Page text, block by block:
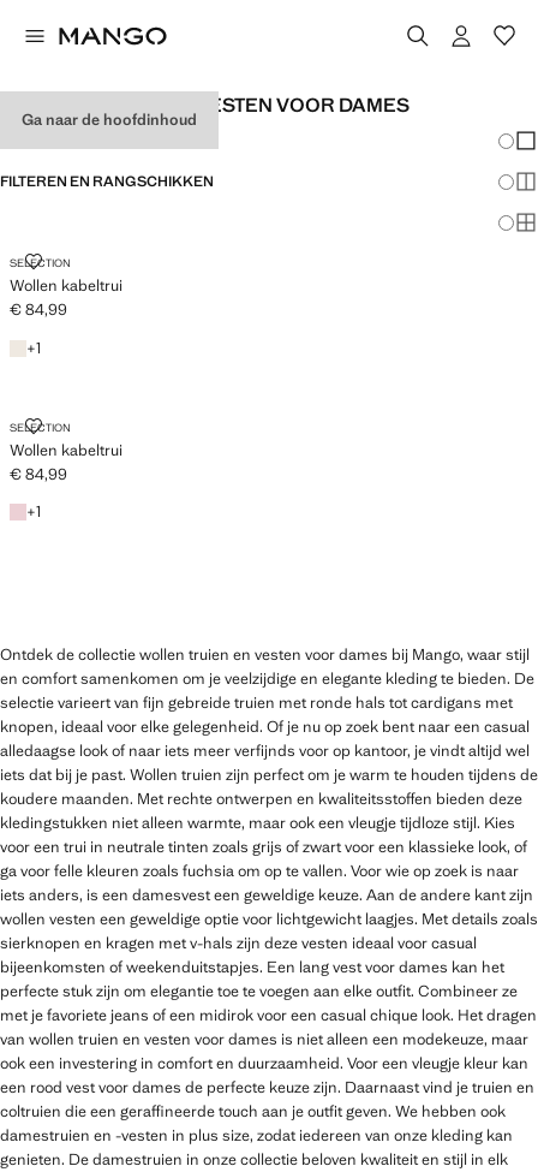
Ga naar de hoofdinhoud
WOLLEN TRUIEN EN VESTEN VOOR DAMES
FILTEREN EN RANGSCHIKKEN
SELECTION
Wollen kabeltrui
WOLLEN KABELTRUI
Huidige prijs [€ 84,99 ]
€ 84,99
Ecru
+1
+ 1 kleur
SELECTION
Wollen kabeltrui
WOLLEN KABELTRUI
Huidige prijs [€ 84,99 ]
€ 84,99
Roze
+1
+ 1 kleur
Ontdek de collectie wollen truien en vesten voor dames bij Mango, waar stijl
en comfort samenkomen om je veelzijdige en elegante kleding te bieden. De
selectie varieert van fijn gebreide truien met ronde hals tot cardigans met
knopen, ideaal voor elke gelegenheid. Of je nu op zoek bent naar een casual
alledaagse look of naar iets meer verfijnds voor op kantoor, je vindt altijd wel
iets dat bij je past. Wollen truien zijn perfect om je warm te houden tijdens de
koudere maanden. Met rechte ontwerpen en kwaliteitsstoffen bieden deze
kledingstukken niet alleen warmte, maar ook een vleugje tijdloze stijl. Kies
voor een trui in neutrale tinten zoals grijs of zwart voor een klassieke look, of
ga voor felle kleuren zoals fuchsia om op te vallen. Voor wie op zoek is naar
iets anders, is een damesvest een geweldige keuze. Aan de andere kant zijn
wollen vesten een geweldige optie voor lichtgewicht laagjes. Met details zoals
sierknopen en kragen met v-hals zijn deze vesten ideaal voor casual
bijeenkomsten of weekenduitstapjes. Een lang vest voor dames kan het
perfecte stuk zijn om elegantie toe te voegen aan elke outfit. Combineer ze
met je favoriete jeans of een midirok voor een casual chique look. Het dragen
van wollen truien en vesten voor dames is niet alleen een modekeuze, maar
ook een investering in comfort en duurzaamheid. Voor een vleugje kleur kan
een rood vest voor dames de perfecte keuze zijn. Daarnaast vind je truien en
coltruien die een geraffineerde touch aan je outfit geven. We hebben ook
damestruien en -vesten in plus size, zodat iedereen van onze kleding kan
genieten. De damestruien in onze collectie beloven kwaliteit en stijl in elk